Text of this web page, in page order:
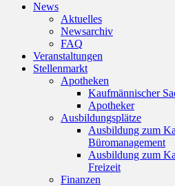
News
Aktuelles
Newsarchiv
FAQ
Veranstaltungen
Stellenmarkt
Apotheken
Kaufmännischer
Apotheker
Ausbildungsplätze
Ausbildung zum
Büromanagement
Ausbildung zum
Freizeit
Finanzen